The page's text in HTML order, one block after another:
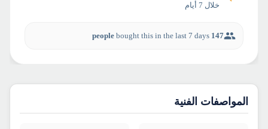
خلال 7 أيام
147 people
bought this in the last 7 days
المواصفات الفنية